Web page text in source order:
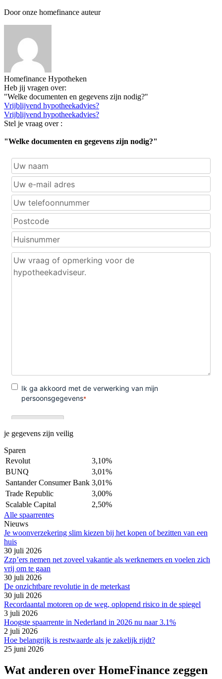
Door onze homefinance auteur
Homefinance Hypotheken
Heb jij vragen over:
"Welke documenten en gegevens zijn nodig?"
Vrijblijvend hypotheekadvies?
Vrijblijvend hypotheekadvies?
Stel je vraag over :
"Welke documenten en gegevens zijn nodig?"
je gegevens zijn veilig
Sparen
Revolut
3,10%
BUNQ
3,01%
Santander Consumer Bank 3,01%
Trade Republic
3,00%
Scalable Capital
2,50%
Alle spaarrentes
Nieuws
Je woonverzekering slim kiezen bij het kopen of bezitten van een
huis
30 juli 2026
Zzp’ers nemen net zoveel vakantie als werknemers en voelen zich
vrij om te gaan
30 juli 2026
De onzichtbare revolutie in de meterkast
30 juli 2026
Recordaantal motoren op de weg, oplopend risico in de spiegel
3 juli 2026
Hoogste spaarrente in Nederland in 2026 nu naar 3.1%
2 juli 2026
Hoe belangrijk is restwaarde als je zakelijk rijdt?
25 juni 2026
Wat anderen over HomeFinance zeggen